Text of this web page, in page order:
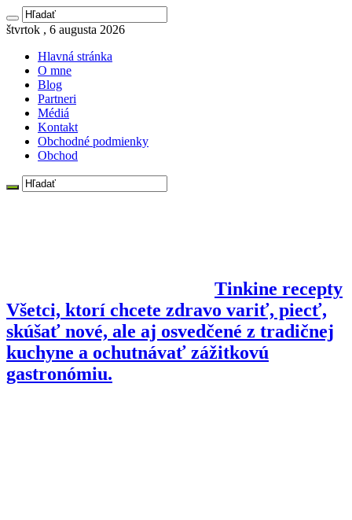
štvrtok , 6 augusta 2026
Hlavná stránka
O mne
Blog
Partneri
Médiá
Kontakt
Obchodné podmienky
Obchod
Tinkine recepty
Všetci, ktorí chcete zdravo variť, piecť,
skúšať nové, ale aj osvedčené z tradičnej
kuchyne a ochutnávať zážitkovú
gastronómiu.